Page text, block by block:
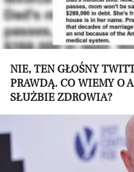
NIE, TEN GŁOŚNY
PRAWDĄ. CO WIEMY O
SŁUŻBIE ZDROWIA?